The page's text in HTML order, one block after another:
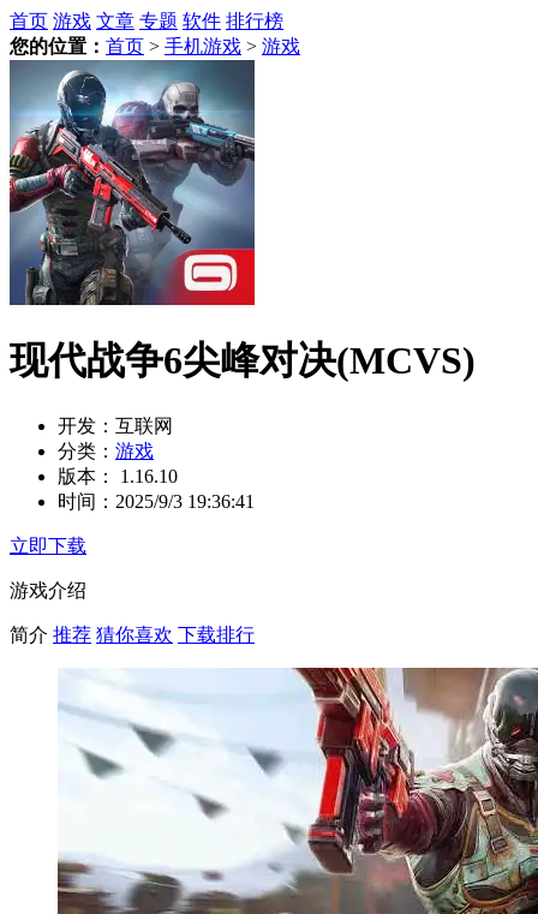
首页 游戏 文章 专题 软件 排行榜
您的位置： 首页 > 手机游戏 > 游戏
现代战争6尖峰对决(MCVS)
开发： 互联网
分类： 游戏
版本：
1.16.10
时间： 2025/9/3 19:36:41
立即下载
游戏介绍
简介 推荐 猜你喜欢 下载排行